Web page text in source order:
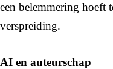
een belemmering hoeft
verspreiding.
AI en auteurschap